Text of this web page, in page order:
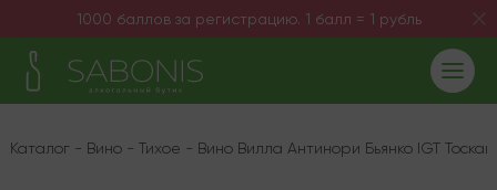
1000 баллов за регистрацию. 1 балл = 1 рубль
Каталог - Вино- Тихое - Вино Вилла Антинори Бьянко IGT